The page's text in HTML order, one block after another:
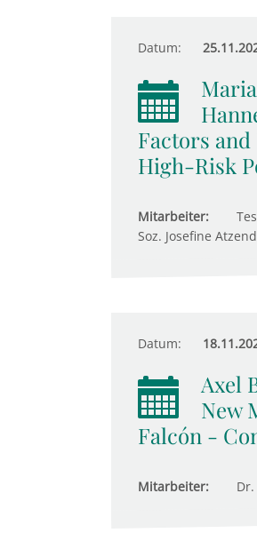
Datum:
Factors
High-Risk
Mitarbeiter:
Soz. Josefine
Datum:
Axel
New
Falcón -
Mitarbeiter: